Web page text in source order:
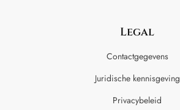
Legal
Contactgegevens
Juridische kennisgeving
Privacybeleid